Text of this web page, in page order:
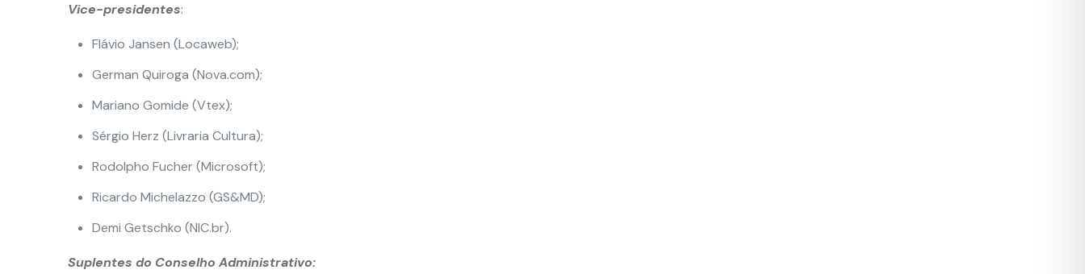
Vice-presidentes:
Flávio Jansen (Locaweb);
German Quiroga (Nova.com);
Mariano Gomide (Vtex);
Sérgio Herz (Livraria Cultura);
Rodolpho Fucher (Microsoft);
Ricardo Michelazzo (GS&MD);
Demi Getschko (NIC.br).
Suplentes do Conselho Administrativo: